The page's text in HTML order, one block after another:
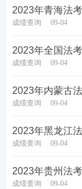
2023年青海法
成绩查询 09-04
2023年全国法
成绩查询 09-04
2023年内蒙古
成绩查询 09-04
2023年黑龙江
成绩查询 09-04
2023年贵州法
成绩查询 09-04